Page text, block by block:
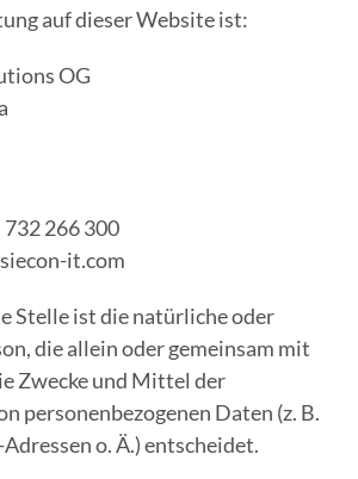
auf dieser Website ist:
OG
732 266 300
it.com
Stelle ist die natürliche oder
die allein oder gemeinsam mit
Zwecke und Mittel der
personenbezogenen Daten (z. B.
o. Ä.) entscheidet.